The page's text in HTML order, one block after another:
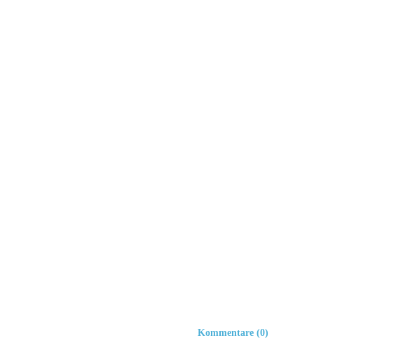
Kommentare (0)